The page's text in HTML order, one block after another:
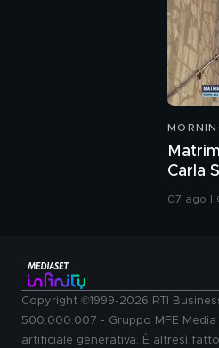
Carla
Cacciari
07 ago |
Copyright ©1999-2026 RTI
500.000.007 - Gruppo MFE
artificiale generativa. È altresì